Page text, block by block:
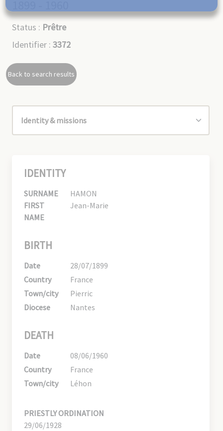
Status : Prêtre
Identifier : 3372
Back to search results
IDENTITY
SURNAME
HAMON
FIRST
NAME
Jean-Marie
BIRTH
Date
28/07/1899
Country
France
Town/city
Pierric
Diocese
Nantes
DEATH
Date
08/06/1960
Country
France
Town/city
Léhon
PRIESTLY ORDINATION
29/06/1928